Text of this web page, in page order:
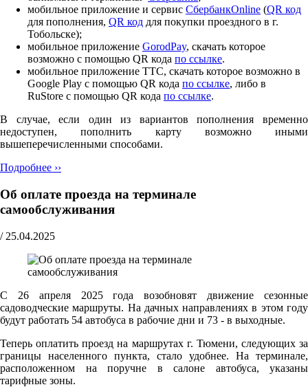
мобильное приложение и сервис СбербанкOnline (QR код
для пополнения, QR код для покупки проездного в г.
Тобольске);
мобильное приложение GorodPay, скачать которое
возможно с помощью QR кода по ссылке.
мобильное приложение ТТС, скачать которое возможно в
Google Play с помощью QR кода по ссылке, либо в
RuStore с помощью QR кода по ссылке.
В случае, если один из вариантов пополнения временно
недоступен, пополнить карту возможно иными
вышеперечисленными способами.
Подробнее ››
Об оплате проезда на терминале
самообслуживания
/ 25.04.2025
С 26 апреля 2025 года возобновят движение сезонные
садоводческие маршруты. На дачных направлениях в этом году
будут работать 54 автобуса в рабочие дни и 73 - в выходные.
Теперь оплатить проезд на маршрутах г. Тюмени, следующих за
границы населенного пункта, стало удобнее. На терминале,
расположенном на поручне в салоне автобуса, указаны
тарифные зоны.